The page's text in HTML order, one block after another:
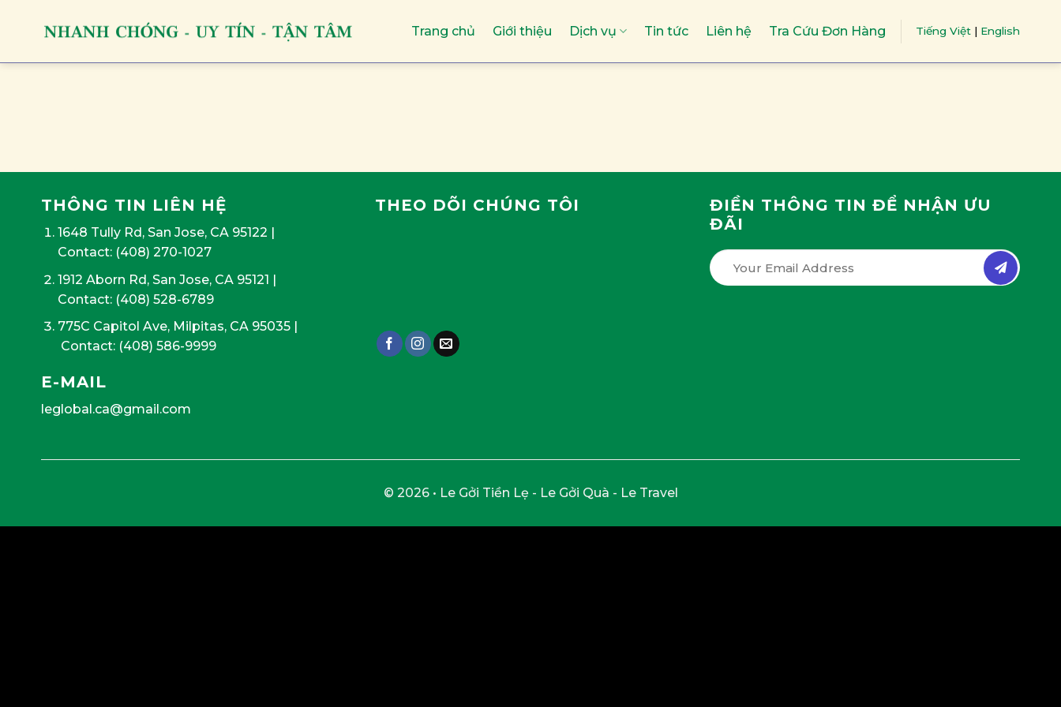
Trang chủ Giới thiệu Dịch vụ Tin tức Liên hệ Tra Cứu Đơn Hàng Tiếng Việt | English
THÔNG TIN LIÊN HỆ
1648 Tully Rd, San Jose, CA 95122 |
Contact: (408) 270-1027
1912 Aborn Rd, San Jose, CA 95121 |
Contact: (408) 528-6789
775C Capitol Ave, Milpitas, CA 95035|
Contact: (408) 586-9999
E-MAIL
leglobal.ca@gmail.com
THEO DÕI CHÚNG TÔI
ĐIỀN THÔNG TIN ĐỂ NHẬN ƯU
ĐÃI
© 2026 • Le Gởi Tiền Lẹ - Le Gởi Quà - Le Travel